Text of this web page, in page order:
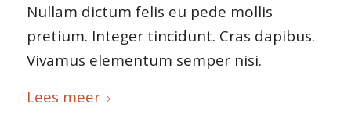
Nullam dictum felis eu pede mollis
pretium. Integer tincidunt. Cras dapibus.
Vivamus elementum semper nisi.
Lees meer